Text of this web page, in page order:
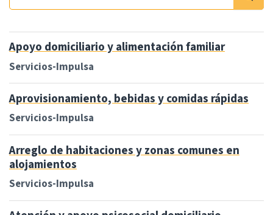
Apoyo domiciliario y alimentación familiar
Servicios-Impulsa
Aprovisionamiento, bebidas y comidas rápidas
Servicios-Impulsa
Arreglo de habitaciones y zonas comunes en
alojamientos
Servicios-Impulsa